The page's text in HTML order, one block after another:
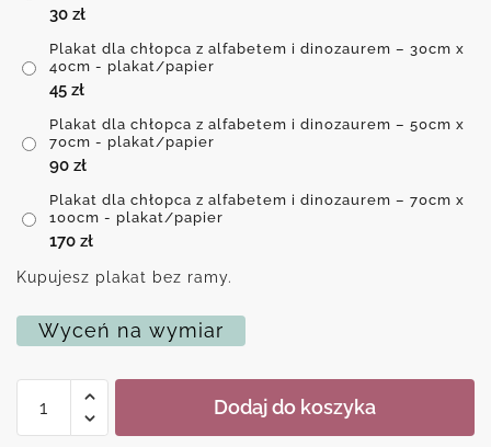
30 zł
Plakat dla chłopca z alfabetem i dinozaurem – 30cm x
40cm - plakat/papier
45 zł
Plakat dla chłopca z alfabetem i dinozaurem – 50cm x
70cm - plakat/papier
90 zł
Plakat dla chłopca z alfabetem i dinozaurem – 70cm x
100cm - plakat/papier
170 zł
Kupujesz plakat bez ramy.
Wyceń na wymiar
Plakat
Dodaj do koszyka